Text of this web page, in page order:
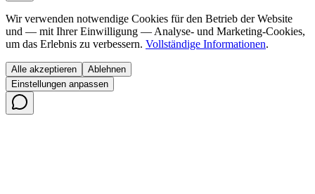
Wir verwenden notwendige Cookies für den Betrieb der Website
und — mit Ihrer Einwilligung — Analyse- und Marketing-Cookies,
um das Erlebnis zu verbessern. Vollständige Informationen.
Alle akzeptieren
Ablehnen
Einstellungen anpassen